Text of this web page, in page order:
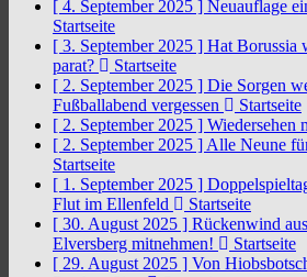
[ 4. September 2025 ] Neuauflage
Startseite
[ 3. September 2025 ] Hat Borussia
parat?
Startseite
[ 2. September 2025 ] Die Sorgen
Fußballabend vergessen
Startseite
[ 2. September 2025 ] Wiedersehen
[ 2. September 2025 ] Alle Neune
Startseite
[ 1. September 2025 ]
Flut im Ellenfeld
Startseite
[ 30. August 2025 ] Rückenwind
Elversberg mitnehmen!
Startseite
[ 29. August 2025 ] Von